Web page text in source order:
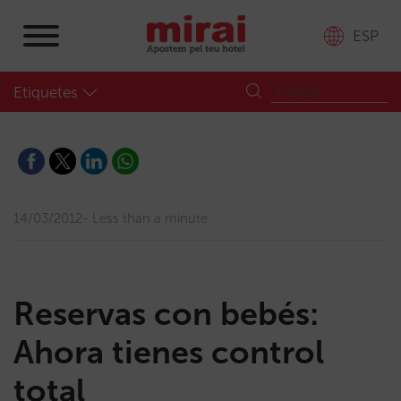
ESP
Etiquetes
14/03/2012 Less than a minute
Reservas con bebés:
Ahora tienes control
total